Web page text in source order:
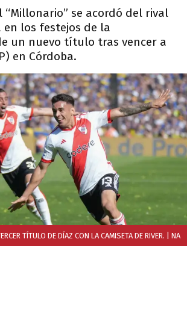
“Millonario” se acordó del rival
los festejos de la
un nuevo título tras vencer a
en Córdoba.
TÍTULO DE DÍAZ CON LA CAMISETA DE RIVER. | NA